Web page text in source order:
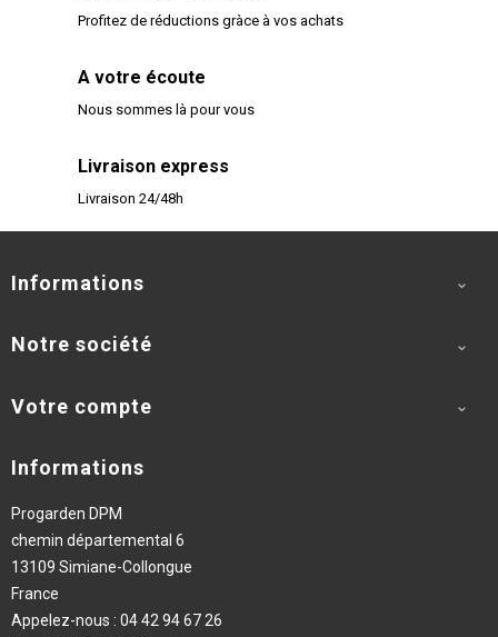
Profitez de réductions gràce à vos achats
A votre écoute
Nous sommes là pour vous
Livraison express
Livraison 24/48h
Informations 
Notre société 
Votre compte 
Informations
Progarden DPM
chemin départemental 6
13109 Simiane-Collongue
France
Appelez-nous : 04 42 94 67 26